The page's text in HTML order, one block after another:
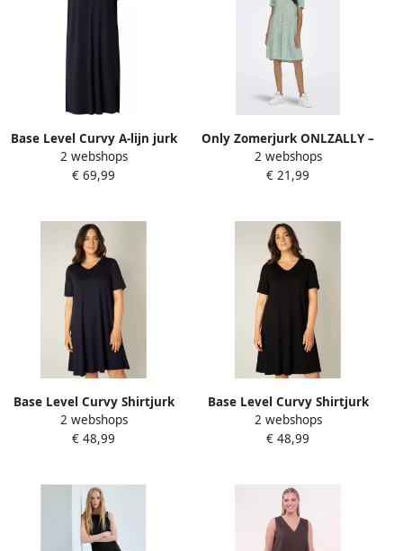
Base Level Curvy A-lijn jurk
Yenna met ceintuur
donkerblauw
2 webshops
€ 69,99
Only Zomerjurk ONLZALLY –
Zomerjurk met V-hals en
trapsgewijze volant
2 webshops
€ 21,99
Base Level Curvy Shirtjurk
Abernathy Zomerjurk in
licht uitlopende vorm
2 webshops
€ 48,99
Base Level Curvy Shirtjurk
Abernathy Zomerjurk in
licht uitlopende vorm
2 webshops
€ 48,99